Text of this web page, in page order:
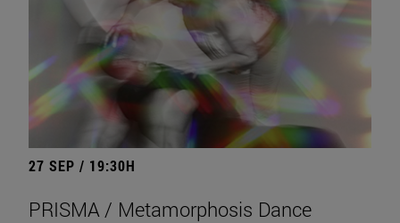
27 SEP / 19:30H
PRISMA / Metamorphosis Dance